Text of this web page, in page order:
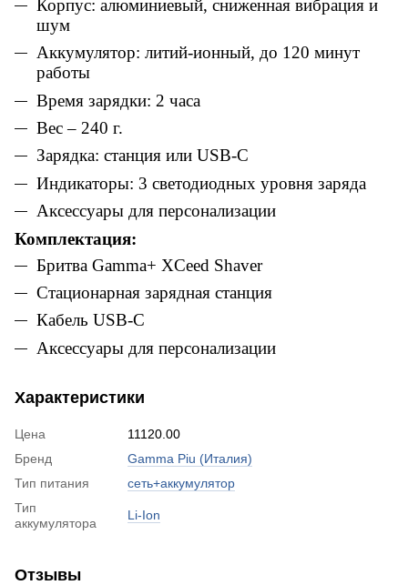
Корпус: алюминиевый, сниженная вибрация и
шум
Аккумулятор: литий-ионный, до 120 минут
работы
Время зарядки: 2 часа
Вес – 240 г.
Зарядка: станция или USB-C
Индикаторы: 3 светодиодных уровня заряда
Аксессуары для персонализации
Комплектация:
Бритва Gamma+ XCeed Shaver
Стационарная зарядная станция
Кабель USB-C
Аксессуары для персонализации
Характеристики
Цена
11120.00
Бренд
Gamma Piu (Италия)
Тип питания
сеть+аккумулятор
Тип
аккумулятора
Li-Ion
Отзывы